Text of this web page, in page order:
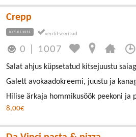
Crepp
KESKLINN
0 1007
Salat ahjus küpsetatud kitsejuustu
Galett avokaadokreemi, juustu ja
Hilise ärkaja hommikusöök peekoni ja
8,00€